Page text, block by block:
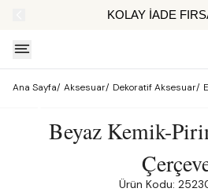
KOLAY İADE
Ana Sayfa/ Aksesuar/ Dekoratif Aksesuar/
Beyaz Kemik-
Ürün Kodu: